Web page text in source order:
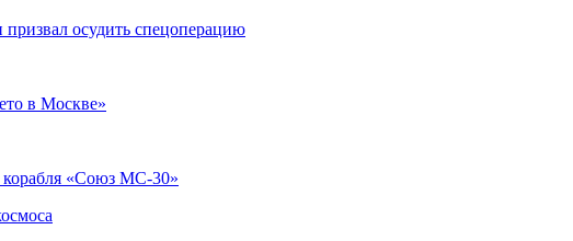
осудить спецоперацию
в Москве»
корабля «Союз МС-30»